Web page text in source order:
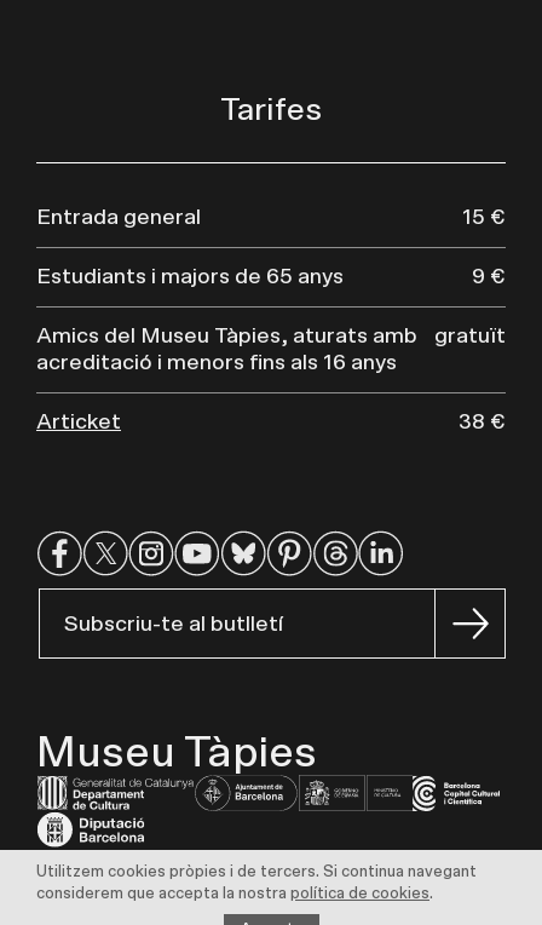
Tarifes
Entrada general 15 €
Estudiants i majors de 65 anys 9 €
Amics del Museu Tàpies, aturats amb
acreditació i menors fins als 16 anys
gratuït
Articket 38 €
Subscriu-te al butlletí
Museu Tàpies
Avís legal Política de privadesa
Política de cookies
Transparència
Perfil del contractant
Borsa de treball
Utilitzem cookies pròpies i de tercers. Si continua navegant
considerem que accepta la nostra política de cookies.